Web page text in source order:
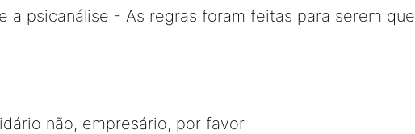
a psicanálise - As regras foram feitas para serem
não, empresário, por favor